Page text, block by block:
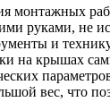
монтажных
руками, не
и
на крышах
вес, что